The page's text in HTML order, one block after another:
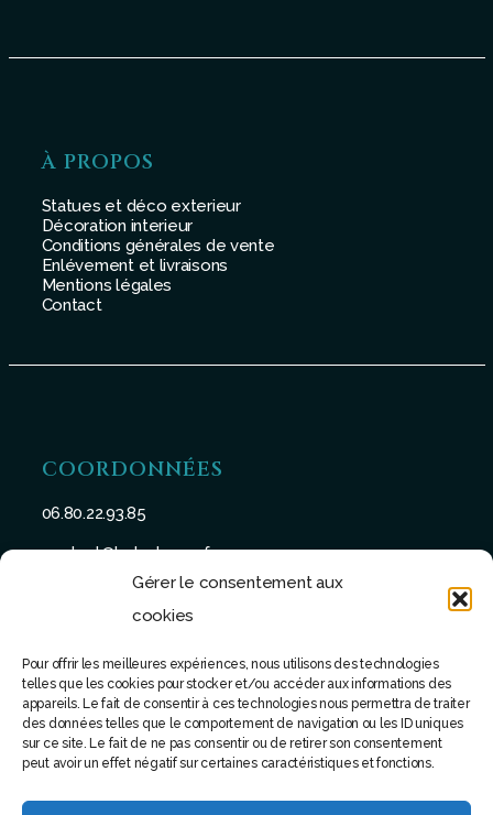
Gérer le consentement aux
cookies
Pour offrir les meilleures expériences, nous utilisons des technologies
telles que les cookies pour stocker et/ou accéder aux informations des
appareils. Le fait de consentir à ces technologies nous permettra de traiter
des données telles que le comportement de navigation ou les ID uniques
sur ce site. Le fait de ne pas consentir ou de retirer son consentement
peut avoir un effet négatif sur certaines caractéristiques et fonctions.
À PROPOS
Statues et déco exterieur
Décoration interieur
Conditions générales de vente
Enlévement et livraisons
Mentions légales
Contact
COORDONNÉES
06.80.22.93.85
contact@batu-taman.fr
SUIVEZ-NOUS